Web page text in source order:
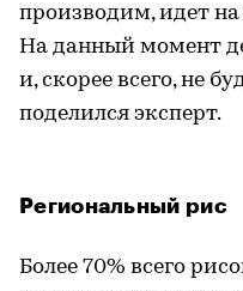
производим, идет на
На данный момент
и, скорее всего, не
поделился эксперт.
Региональный рис
Более 70% всего